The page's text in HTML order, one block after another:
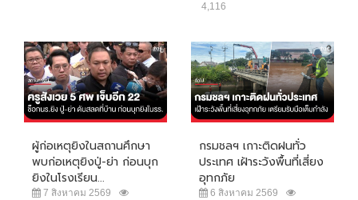
4,116
ผู้ก่อเหตุยิงในสถานศึกษา
พบก่อเหตุยิงปู่-ย่า ก่อนบุก
ยิงในโรงเรียน...
7 สิงหาคม 2569
กรมชลฯ เกาะติดฝนทั่ว
ประเทศ เฝ้าระวังพื้นที่เสี่ยง
อุทกภัย
6 สิงหาคม 2569